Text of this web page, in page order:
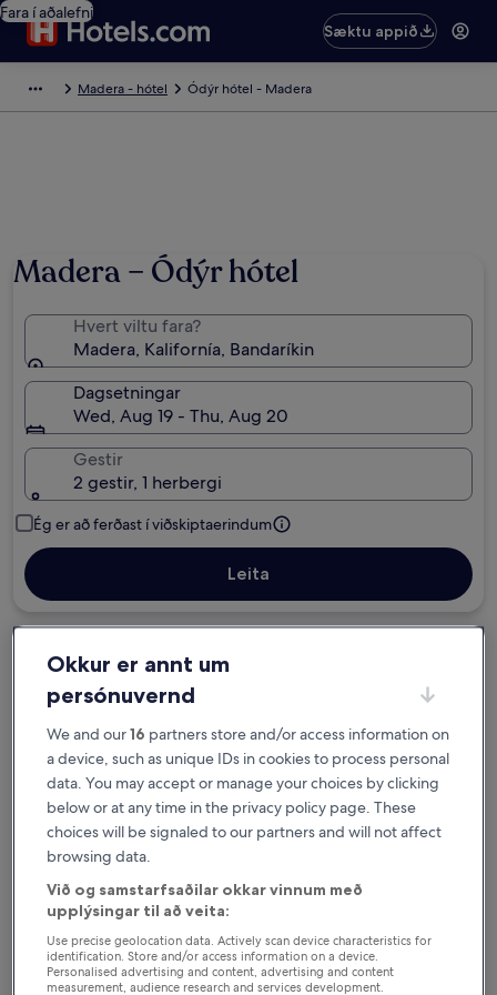
Fara í aðalefni
Sæktu appið
Madera - hótel Ódýr hótel - Madera
Madera – Ódýr hótel
Hvert viltu fara?
Madera, Kalifornía, Bandaríkin
Dagsetningar
Wed, Aug 19 - Thu, Aug 20
Gestir
2 gestir, 1 herbergi
Ég er að ferðast í viðskiptaerindum
Leita
Val um ókeypis afbókun ef áætlanir
breytast
Fáðu ávinning fyrir hverja nótt sem þú
dvelur
Sparaðu meira með félagaverði
Kanna verð fyrir þessar dagsetningar
Í kvöld
5. ágú. - 6. ágú.
Á morgun
6. ágú. - 7. ágú.
Okkur er annt um
persónuvernd
We and our16 partners store and/or access information on
a device, such as unique IDs in cookies to process personal
data. You may accept or manage your choices by clicking
below or at any time in the privacy policy page. These
choices will be signaled to our partners and will not affect
browsing data.
Við og samstarfsaðilar okkar vinnum með
upplýsingar til að veita:
Use precise geolocation data. Actively scan device characteristics for
identification. Store and/or access information on a device.
Personalised advertising and content, advertising and content
measurement, audience research and services development.